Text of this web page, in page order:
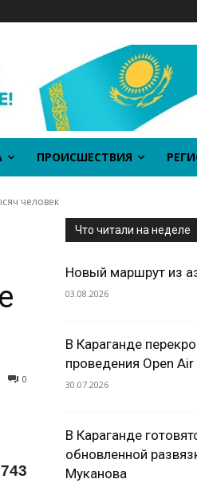
ПРОИСШЕСТВИЯ
человек
0
Что читали на неделе
Новый маршрут из
03.08.2026
В Караганде
проведения Open Air
30.07.2026
В Караганде
обновленной
Муканова